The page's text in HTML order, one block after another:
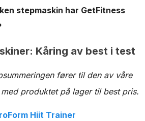
stepmaskin har GetFitness
Kåring av best i test
fører til den av våre
produktet på lager til best pris.
Hiit Trainer